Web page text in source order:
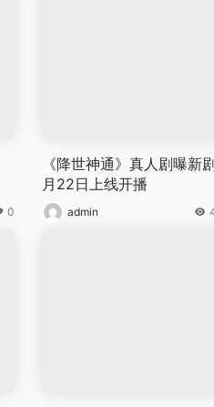
0
《降世神通》真人剧曝新
月22日上线开播
admin